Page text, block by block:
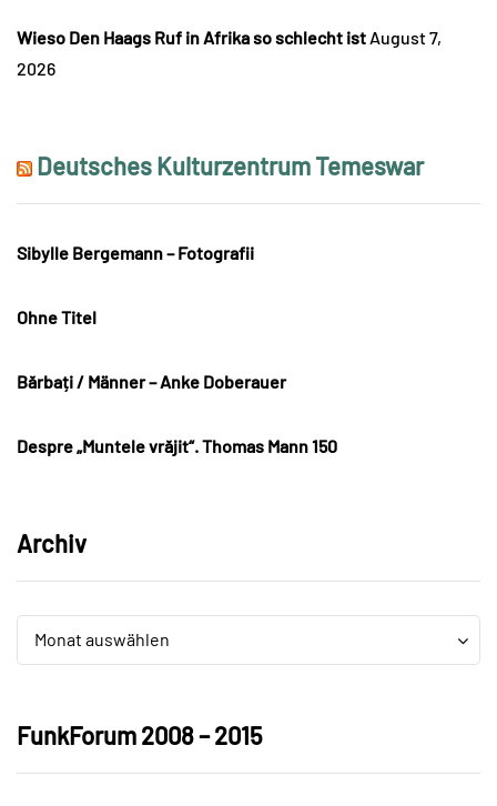
Wieso Den Haags Ruf in Afrika so schlecht ist August 7,
2026
Deutsches Kulturzentrum Temeswar
Sibylle Bergemann – Fotografii
Ohne Titel
Bărbați / Männer – Anke Doberauer
Despre „Muntele vrăjit“. Thomas Mann 150
Archiv
Archiv
Monat auswählen
Archiv
FunkForum 2008 – 2015